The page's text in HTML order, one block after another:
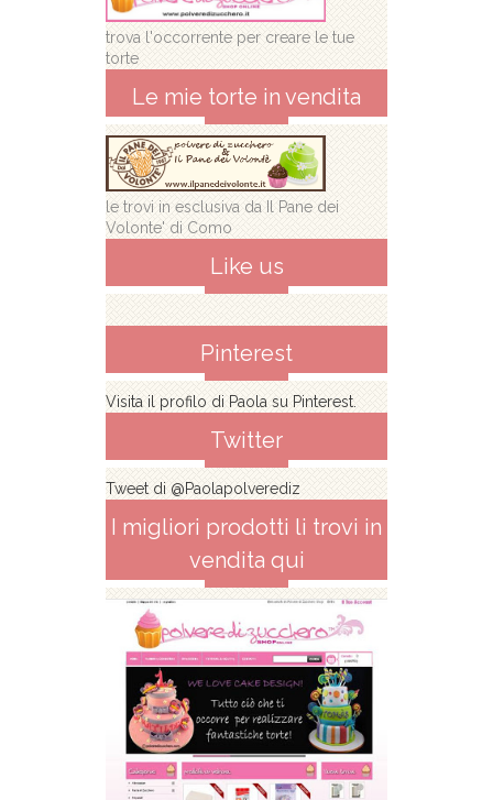
trova l'occorrente per creare le tue
torte
Le mie torte in vendita
le trovi in esclusiva da Il Pane dei
Volonte' di Como
Like us
Pinterest
Visita il profilo di Paola su Pinterest.
Twitter
Tweet di @Paolapolverediz
I migliori prodotti li trovi in
vendita qui